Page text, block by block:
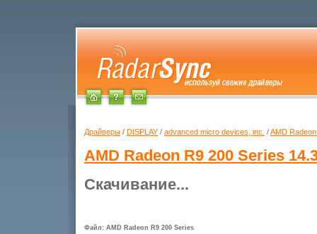
Драйверы / DISPLAY / advanced micro devices, inc. /AMD
AMD Radeon R9 200 Series
Скачивание...
Файл: AMD Radeon R9 200 Series